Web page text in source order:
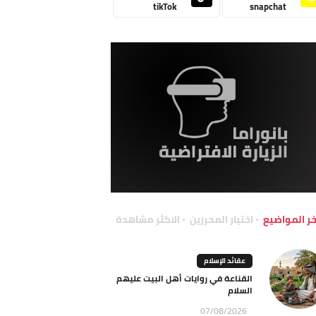
snapchat
tikTok
المواضيع اختيار المحررين الاكثر مشاهدة
عقائد الإسلام
القناعة في روايات أهل البيت عليهم
السلام
07/08/2026